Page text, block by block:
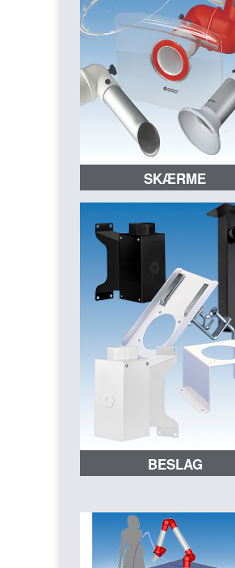
SKÆRME
BESLAG